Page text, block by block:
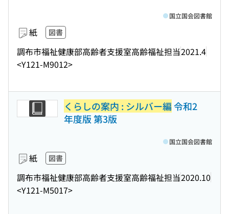
紙 図書
調布市福祉健康部高齢者支援室高齢福祉担当2021.4
<Y121-M9012>
国立国会図書館
くらしの案内 : シルバー編令和2
年度版 第3版
紙 図書
調布市福祉健康部高齢者支援室高齢福祉担当2020.10
<Y121-M5017>
国立国会図書館